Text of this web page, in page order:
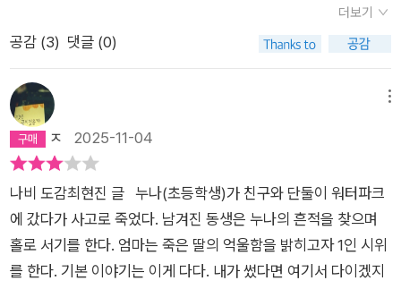
같은 해 문학동네어린이문학상과 창비청소년문학상을 동시에 수
상하며 성큼 걸음을 내디뎠다. 두 작품 모두 어둠을 밀어 올리고
할 수 있다고 함께 꿈꾸었던 일들을 끝까지 이룰 수 있다고” 믿는
작가의 진심이 담겨 있다. 앞으로 어떤 이야기를 들려줄지, 다음
행보가 어디를 향할지 기대하게 하고 응원하게 하는 작가다. ◼
메아리가 없어도 메아리가 느껴지고, 바람이 불지 않아도 바람이
느껴지는, 화가 모루토리의 그림 화면이 펼치는 순간 속으로 힘
있게 끌어당기는 구도와 연출, 텍스트 너머 서사까지 확장하는 그
림은 애니메이션을 보듯 마음을 감아쥔다. 인물을 안아 주고 싶
고, 그 감정에 함께 흔들리며, 인물의 상황에 들어서게 한다. 메아
된 자신과 떠나간 누나를 그제야 이해하고 용서하게 된다. 충분히
슬퍼하고 애도한다. 그러면서 자신처럼 웅크리고 있던 엄마를 발
것이므로 어쩌면 속이는 게 나은 것이 아닌가 하는 어른들의 오만
한 염려와 걱정을 조심스레 다독인다. 산이의 마음에 영원히 남아
울려 퍼질 메아리가 되어.
더보기
공감 (3) 댓글 (0)
ㅈ 2025-11-04
나비 도감최현진 글 누나(초등학생)가 친구와 단둘이 워터파크
에 갔다가 사고로 죽었다. 남겨진 동생은 누나의 흔적을 찾으며
홀로 서기를 한다. 엄마는 죽은 딸의 억울함을 밝히고자 1인 시위
를 한다. 기본 이야기는 이게 다다. 내가 썼다면 여기서 다이겠지